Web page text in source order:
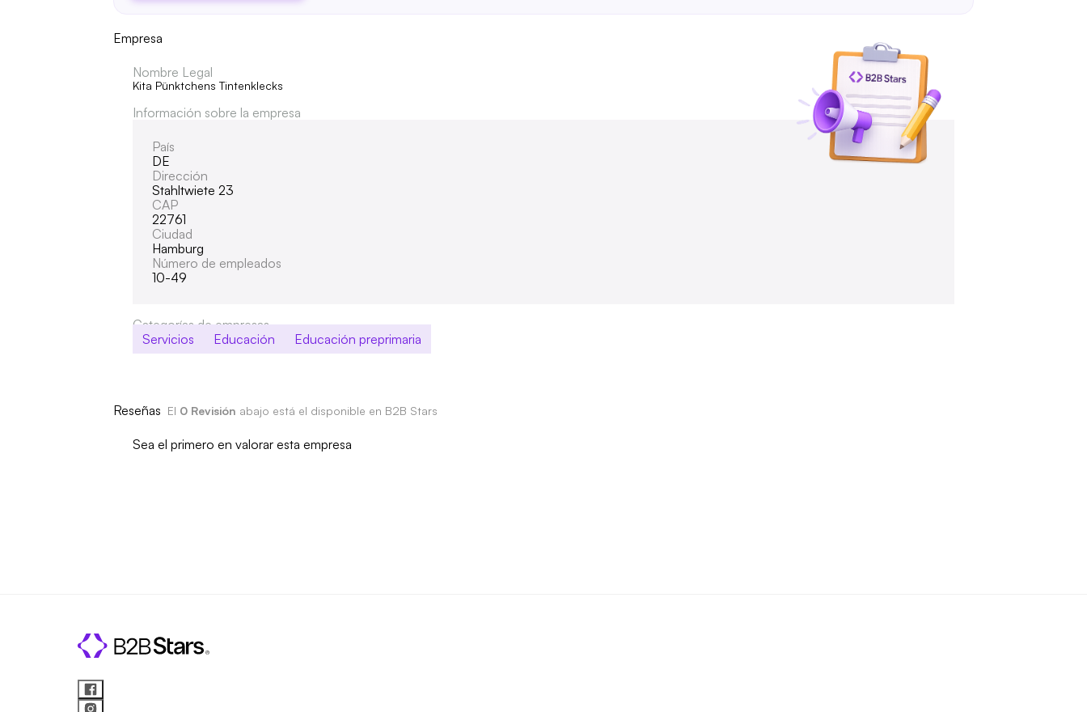
Empresa
Nombre Legal
Kita Pünktchens Tintenklecks
Información sobre la empresa
País
DE
Dirección
Stahltwiete 23
CAP
22761
Ciudad
Hamburg
Número de empleados
10-49
Categorías de empresas
Servicios
Educación Educación preprimaria
Reseñas El 0 Revisión abajo está el disponible en B2B Stars
Sea el primero en valorar esta empresa